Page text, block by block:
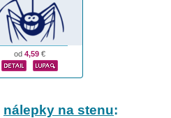
od 4,59 €
nálepky na stenu: